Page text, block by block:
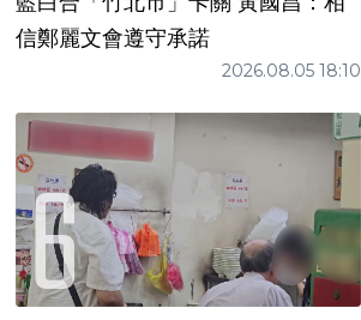
信鄭麗文會遵守承諾
2026.08.05 18:10